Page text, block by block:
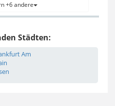
+6 andere
Städten:
Am